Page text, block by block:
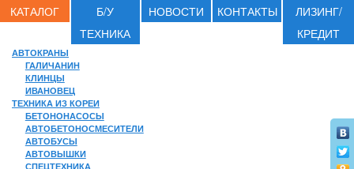
КАТАЛОГ
Б/У
ТЕХНИКА
НОВОСТИ КОНТАКТЫ
ЛИЗИНГ/
КРЕДИТ
АВТОКРАНЫ
ГАЛИЧАНИН
КЛИНЦЫ
ИВАНОВЕЦ
ТЕХНИКА ИЗ КОРЕИ
БЕТОНОНАСОСЫ
АВТОБЕТОНОСМЕСИТЕЛИ
АВТОБУСЫ
АВТОВЫШКИ
СПЕЦТЕХНИКА